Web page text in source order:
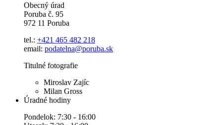
Obecný úrad
Poruba č. 95
972 11 Poruba
tel.: +421 465 482 218
email: podatelna@poruba.sk
Titulné fotografie
Miroslav Zajíc
Milan Gross
Úradné hodiny
Pondelok: 7:30 - 16:00